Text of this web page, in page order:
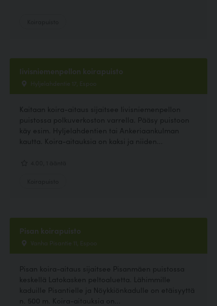
Iivisniemenpellon koirapuisto
Hyljelahdentie 17, Espoo
Kaitaan koira-aitaus sijaitsee Iivisniemenpellon
puistossa polkuverkoston varrella. Pääsy puistoon
käy esim. Hyljelahdentien tai Ankeriaankulman
kautta. Koira-aitauksia on kaksi ja niiden...
Pisan koirapuisto
Vanha Pisantie 11, Espoo
Pisan koira-aitaus sijaitsee Pisanmäen puistossa
keskellä Latokasken peltoaluetta. Lähimmille
kaduille Pisantielle ja Nöykkiönkadulle on etäisyyttä
n. 500 m. Koira-aitauksia on...